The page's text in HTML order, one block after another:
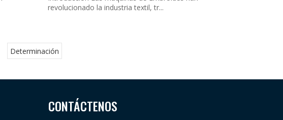
revolucionado la industria textil, tr...
Determinación
CONTÁCTENOS